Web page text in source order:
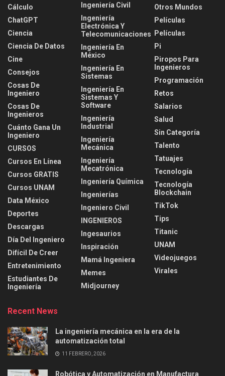
Cálculo
ChatGPT
Ciencia
Ciencia De Datos
Cine
Consejos
Cosas De
Ingeniero
Cosas De
Ingenieros
Cuánto Gana Un
Ingeniero
CURSOS
Cursos En Línea
Cursos GRATIS
Cursos UNAM
Data México
Deportes
Descargas
Día Del Ingeniero
Difícil De Creer
Entretenimiento
Estudiantes De
Ingeniería
Ingeniería Civil
Ingeniería
Electrónica Y
Telecomunicaciones
Ingeniería En
México
Ingeniería En
Sistemas
Ingeniería En
Sistemas Y
Software
Ingeniería
Industrial
Ingeniería
Mecánica
Ingeniería
Mecatrónica
Ingeniería Química
Ingenierías
Ingeniero Civil
INGENIEROS
Ingesaurios
Inspiración
Mamá Ingeniera
Memes
Midjourney
Otros Mundos
Películas
Películas
Pi
Piropos Para
Ingenieros
Programación
Retos
Salarios
Salud
Sin Categoría
Talento
Tatuajes
Tecnología
Tecnología
Blockchain
TikTok
Tips
Titanic
UNAM
Videojuegos
Virales
Recent News
La ingeniería mecánica en la era de la
automatización total
11 FEBRERO, 2026
Robótica y Automatización en Manufactura